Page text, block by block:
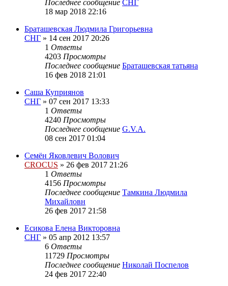
Последнее сообщение СНГ
18 мар 2018 22:16
Браташевская Людмила Григорьевна
СНГ » 14 сен 2017 20:26
1 Ответы
4203 Просмотры
Последнее сообщение Браташевская татьяна
16 фев 2018 21:01
Саша Куприянов
СНГ » 07 сен 2017 13:33
1 Ответы
4240 Просмотры
Последнее сообщение G.V.A.
08 сен 2017 01:04
Семён Яковлевич Волович
CROCUS » 26 фев 2017 21:26
1 Ответы
4156 Просмотры
Последнее сообщение Тамкина Людмила
Михайловн
26 фев 2017 21:58
Есикова Елена Викторовна
СНГ » 05 апр 2012 13:57
6 Ответы
11729 Просмотры
Последнее сообщение Николай Поспелов
24 фев 2017 22:40